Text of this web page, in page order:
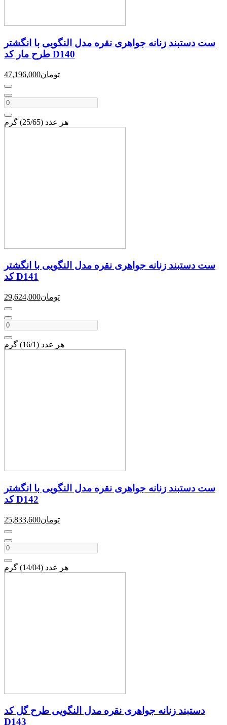
ست دستبند زنانه جواهری نقره مدل النگویی با انگشتر
طرح مار کد D140
47,196,000تومان
هر عدد (25/65) گرم
ست دستبند زنانه جواهری نقره مدل النگویی با انگشتر
کد D141
29,624,000تومان
هر عدد (16/1) گرم
ست دستبند زنانه جواهری نقره مدل النگویی با انگشتر
کد D142
25,833,600تومان
هر عدد (14/04) گرم
دستبند زنانه جواهری نقره مدل النگویی طرح گل کد
D143